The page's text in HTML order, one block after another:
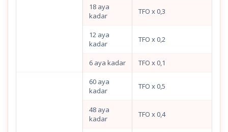
18 aya
kadar
TFO x 0,3
12 aya
kadar
TFO x 0,2
6 aya kadar TFO x 0,1
60 aya
kadar
TFO x 0,5
48 aya
kadar
TFO x 0,4